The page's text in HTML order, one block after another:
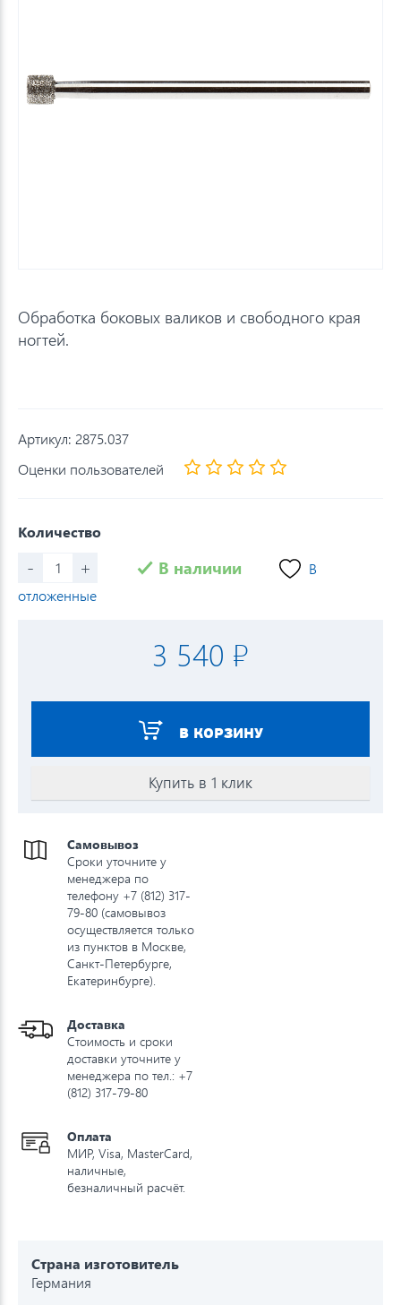
Обработка боковых валиков и свободного края
ногтей.
Артикул: 2875.037
Оценки пользователей
Количество
- + В наличии
В
отложенные
3 540 ₽
В КОРЗИНУ
Купить в 1 клик
Самовывоз
Сроки уточните у
менеджера по
телефону +7 (812) 317-
79-80 (самовывоз
осуществляется только
из пунктов в Москве,
Санкт-Петербурге,
Екатеринбурге).
Доставка
Стоимость и сроки
доставки уточните у
менеджера по тел.: +7
(812) 317-79-80
Оплата
МИР, Visa, MasterCard,
наличные,
безналичный расчёт.
Страна изготовитель
Германия